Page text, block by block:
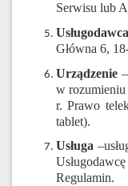
Serwisu lub
Usługodawca
Główna 6,
Urządzenie
w rozumieniu
r. Prawo
tablet).
Usługa
Regulamin.